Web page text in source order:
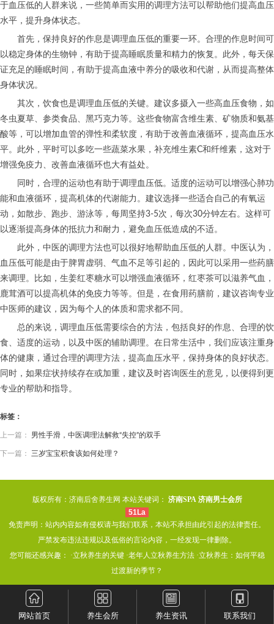
于血压低的人群来说，一些简单而实用的调理方法可以帮助他们提高血压
水平，提升身体状态。
首先，保持良好的作息是调理血压低的重要一环。合理的作息时间可
以稳定身体的生物钟，有助于提高睡眠质量和精力的恢复。此外，每天保
证充足的睡眠时间，有助于提高血液中养分的吸收和代谢，从而提高整体
身体状况。
其次，饮食也是调理血压低的关键。建议多摄入一些高血压食物，如
冬虫夏草、参类食品、黑巧克力等。这些食物富含维生素、矿物质和氨基
酸等，可以增加血管的弹性和柔软度，有助于改善血液循环，提高血压水
平。此外，平时可以多吃一些蔬菜水果，补充维生素C和纤维素，这对于
增强免疫力、改善血液循环也大有益处。
同时，合理的运动也有助于调理血压低。适度的运动可以增强心肺功
能和血液循环，提高机体的代谢能力。建议选择一些适合自己的有氧运
动，如散步、跑步、游泳等，每周坚持3-5次，每次30分钟左右。这样可
以逐渐提高身体的抵抗力和耐力，避免血压低造成的不适。
此外，中医的调理方法也可以很好地帮助血压低的人群。中医认为，
血压低可能是由于脾胃虚弱、气血不足等引起的，因此可以采用一些药膳
来调理。比如，生姜红枣糖水可以增强血液循环，红枣茶可以滋养气血，
鹿茸酒可以提高机体的免疫力等等。但是，在食用药膳前，建议咨询专业
中医师的建议，因为每个人的体质和需求都不同。
总的来说，调理血压低需要综合的方法，包括良好的作息、合理的饮
食、适度的运动，以及中医的辅助调理。在日常生活中，我们应该注重身
体的健康，通过合理的调理方法，提高血压水平，保持身体的良好状态。
同时，如果症状持续存在或加重，建议及时咨询医生的意见，以便得到更
专业的帮助和指导。
标签：
上一篇： 男性手滑，中医调理法解救“失控”的双手
下一篇： 三岁宝宝积食该如何处理？
版权所有：济南后舍养生网 本站关键词： 济南SPA 济南男士会所
51La
免责声明：站内内容如有侵权请与我们联系，本站不承担由此引起的法律责任。
严禁发布违法违规以及低俗的言论内容，一经发现一律删除。
您可能还感兴趣： ·立秋养生的关键·老年人立秋养生方法·立秋养生：如何平稳
过渡新的季节？
网站首页 养生会所 养生资讯 联系我们